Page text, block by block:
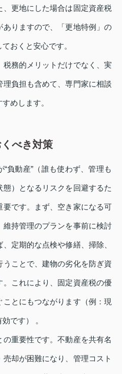
、更地にした場合は固定資産税
りますので、「更地特例」の
おくと安心です。
務的メリットだけでなく、実
負担も含めて、専門家に相談
めします。
べき対策
負動産”（誰も使わず、管理も
）となるリスクを回避するた
です。まず、空き家になる可
持管理のプランを事前に検討
定期的な点検や修繕、掃除、
ことで、建物の劣化を防ぎ資
これにより、固定資産税の優
とにもつながります（例：現
です） 。
重要性です。不動産を共有名
却が困難になり、管理コスト